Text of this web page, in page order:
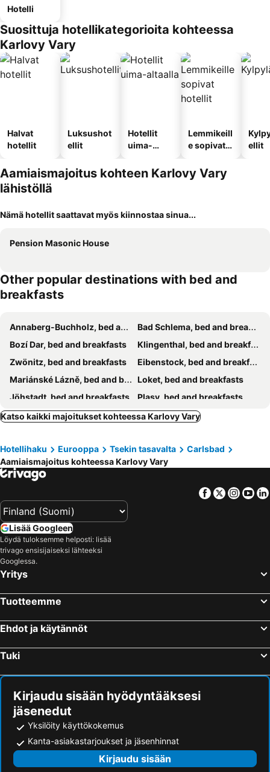
Hotelli
Suosittuja hotellikategorioita kohteessa
Karlovy Vary
Halvat
hotellit
Luksushot
ellit
Hotellit
uima-
Lemmikeill
e sopivat
ellit
Aamiaismajoitus kohteen Karlovy Vary
lähistöllä
Nämä hotellit saattavat myös kiinnostaa sinua...
Pension Masonic House
Other popular destinations with bed and
breakfasts
Annaberg-Buchholz, bed and breakfasts
Bad Schlema, bed and breakfasts
Bozí Dar, bed and breakfasts
Klingenthal, bed and breakfasts
Zwönitz, bed and breakfasts
Eibenstock, bed and breakfasts
Mariánské Lázně, bed and breakfasts
Loket, bed and breakfasts
Jöhstadt, bed and breakfasts
Plasy, bed and breakfasts
Klášterec nad Ohrí, bed and breakfasts
Jáchymov, bed and breakfasts
Loučná pod Klínovcem, bed and breakfasts
Oberwiesenthal, bed and breakfasts
Wolkenstein, bed and breakfasts
Nejdek, bed and breakfasts
Otovice, bed and breakfasts
Schwarzenberg, bed and breakfasts
Abertamy, bed and breakfasts
Konstantinovy Lázne, bed and breakfasts
Pernink, bed and breakfasts
Chomutov, bed and breakfasts
Nové Hamry, bed and breakfasts
Katso kaikki majoitukset kohteessa Karlovy Vary
Hotellihaku Eurooppa Tsekin tasavalta
Carlsbad
Aamiaismajoitus kohteessa Karlovy Vary
Facebook
Twitter
Lisää Googleen
Löydä tuloksemme helposti: lisää
trivago ensisijaiseksi lähteeksi
Googlessa.
Yritys
Tuotteemme
Ehdot ja käytännöt
Tuki
Kirjaudu sisään hyödyntääksesi
jäsenedut
Yksilöity käyttökokemus
Kanta-asiakastarjoukset ja jäsenhinnat
Kirjaudu sisään